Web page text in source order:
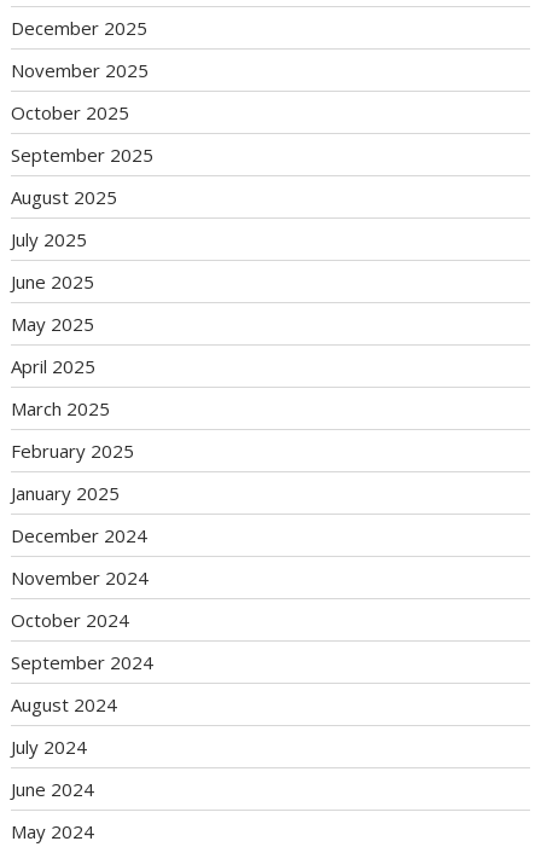
December 2025
November 2025
October 2025
September 2025
August 2025
July 2025
June 2025
May 2025
April 2025
March 2025
February 2025
January 2025
December 2024
November 2024
October 2024
September 2024
August 2024
July 2024
June 2024
May 2024